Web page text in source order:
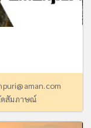
ดสัมภาษณ์